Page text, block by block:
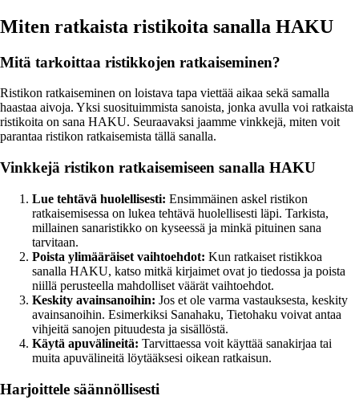
Miten ratkaista ristikoita sanalla HAKU
Mitä tarkoittaa ristikkojen ratkaiseminen?
Ristikon ratkaiseminen on loistava tapa viettää aikaa sekä samalla
haastaa aivoja. Yksi suosituimmista sanoista, jonka avulla voi ratkaista
ristikoita on sana HAKU. Seuraavaksi jaamme vinkkejä, miten voit
parantaa ristikon ratkaisemista tällä sanalla.
Vinkkejä ristikon ratkaisemiseen sanalla HAKU
Lue tehtävä huolellisesti: Ensimmäinen askel ristikon
ratkaisemisessa on lukea tehtävä huolellisesti läpi. Tarkista,
millainen sanaristikko on kyseessä ja minkä pituinen sana
tarvitaan.
Poista ylimääräiset vaihtoehdot: Kun ratkaiset ristikkoa
sanalla HAKU, katso mitkä kirjaimet ovat jo tiedossa ja poista
niillä perusteella mahdolliset väärät vaihtoehdot.
Keskity avainsanoihin: Jos et ole varma vastauksesta, keskity
avainsanoihin. Esimerkiksi Sanahaku, Tietohaku voivat antaa
vihjeitä sanojen pituudesta ja sisällöstä.
Käytä apuvälineitä: Tarvittaessa voit käyttää sanakirjaa tai
muita apuvälineitä löytääksesi oikean ratkaisun.
Harjoittele säännöllisesti